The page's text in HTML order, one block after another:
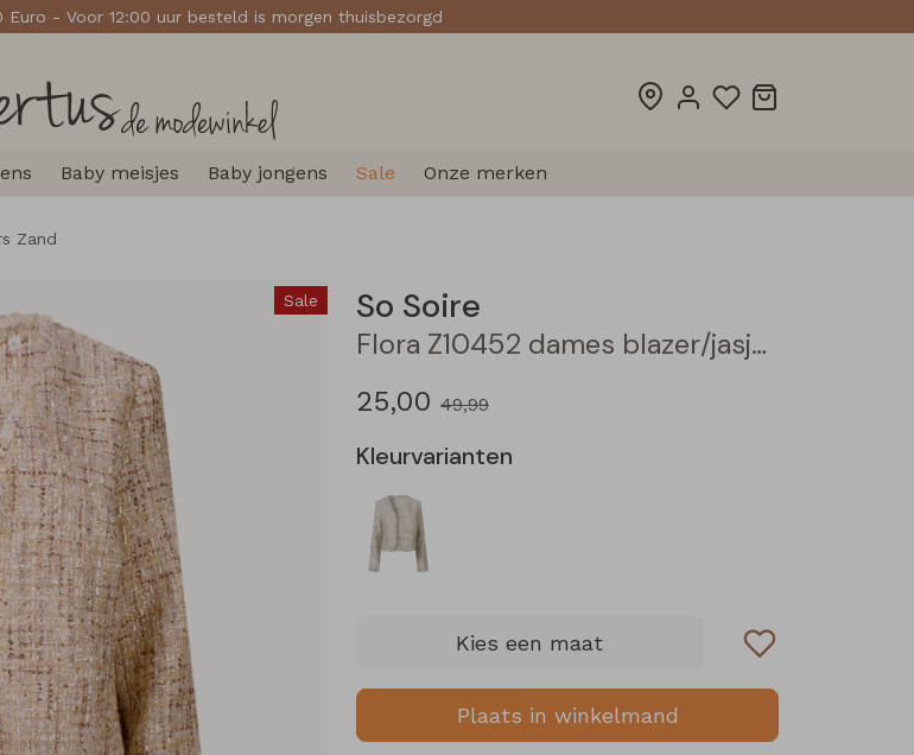
Euro - Voor 12:00 uur besteld is morgen thuisbezorgd
Baby meisjes Baby jongens Sale Onze merken
Zand
Sale So Soire
Flora Z10452 dames blazer/jasje Zand
25,00 49,99
Kleurvarianten
Kies een maat
Plaats in winkelmand